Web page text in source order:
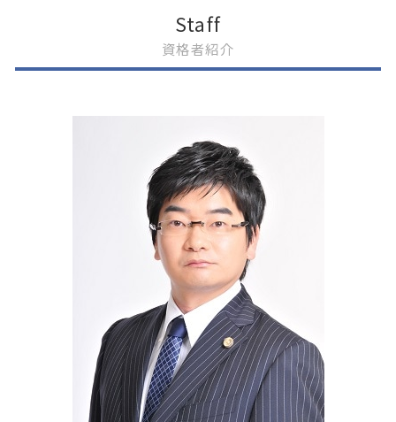
刑事事件 逮捕 流れ
我孫子市 刑事事件
刑事事件 時効 何年
刑事事件 不起訴 民事
交通事故 弁護士 デメリット
交通事故 過失割合 納得いかない
交通事故 休業補償
交通事故 被害者
交通事故 弁護士
交通事故 同乗者 慰謝料 金額
柏市 交通事故 弁護士
交通事故 後遺障害等級
任意整理 個人再生
任意整理 裁判
我孫子市 法律問題
遺産分割 生前 合意
企業法務 顧問弁護士
流山市 法律問題
遺産分割調停 弁護士費用
Staff
資格者紹介